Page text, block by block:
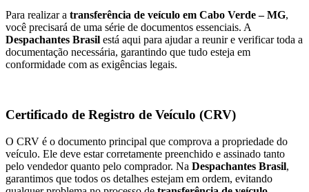
Para realizar a transferência de veículo em Cabo Verde – MG,
você precisará de uma série de documentos essenciais. A
Despachantes Brasil está aqui para ajudar a reunir e verificar toda a
documentação necessária, garantindo que tudo esteja em
conformidade com as exigências legais.
Certificado de Registro de Veículo (CRV)
O CRV é o documento principal que comprova a propriedade do
veículo. Ele deve estar corretamente preenchido e assinado tanto
pelo vendedor quanto pelo comprador. Na Despachantes Brasil,
garantimos que todos os detalhes estejam em ordem, evitando